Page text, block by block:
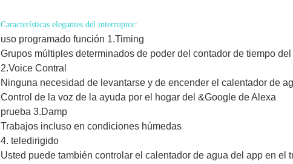
Características elegantes del interruptor:
uso programado función 1.Timing
Grupos múltiples determinados de poder del contador de tiempo
2.Voice Contral
Ninguna necesidad de levantarse y de encender el calentador de
Control de la voz de la ayuda por el hogar del &Google de Alexa
prueba 3.Damp
Trabajos incluso en condiciones húmedas
4. teledirigido
Usted puede también controlar el calentador de agua del app en el